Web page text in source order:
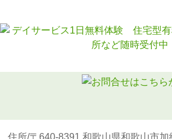
住所/〒640-8391 和歌山県和歌山市加